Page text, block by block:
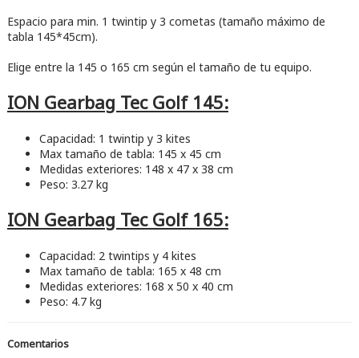
Espacio para min. 1 twintip y 3 cometas (tamaño máximo de
tabla 145*45cm).
Elige entre la 145 o 165 cm según el tamaño de tu equipo.
ION Gearbag Tec Golf 145:
Capacidad: 1 twintip y 3 kites
Max tamaño de tabla: 145 x 45 cm
Medidas exteriores: 148 x 47 x 38 cm
Peso: 3.27 kg
ION Gearbag Tec Golf 165:
Capacidad: 2 twintips y 4 kites
Max tamaño de tabla: 165 x 48 cm
Medidas exteriores: 168 x 50 x 40 cm
Peso: 4.7 kg
Comentarios